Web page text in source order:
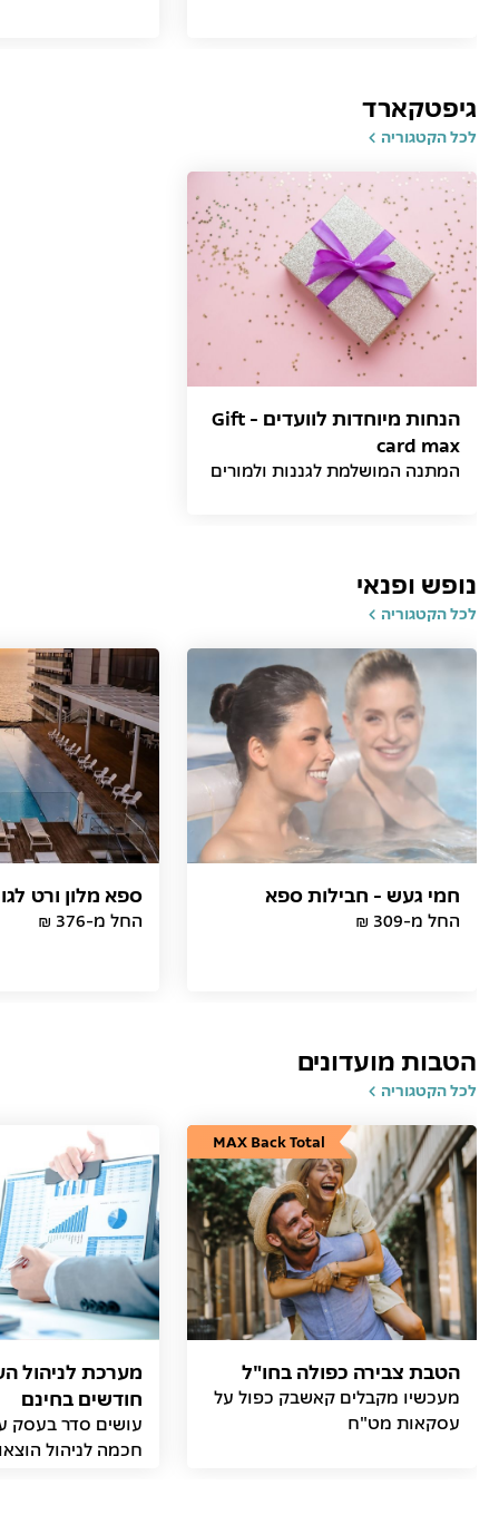
גיפטקארד
לכל הקטגוריה
הנחות מיוחדות לוועדים - Gift
card max
המתנה המושלמת לגננות ולמורים
נופש ופנאי
לכל הקטגוריה
חמי געש - חבילות ספא
החל מ-309 ₪
ספא מלון ורט
החל מ-376 ₪
הטבות מועדונים
לכל הקטגוריה
הטבת צבירה כפולה בחו"ל
מעכשיו מקבלים קאשבק כפול על
עסקאות מט"ח
MAX Back Total
חודשים בחינם
עושים סדר בעסק
חכמה לניהול